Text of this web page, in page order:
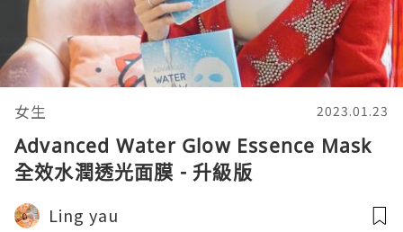
女生 2023.01.23
Advanced Water Glow Essence Mask
全效水潤透光面膜 - 升級版
Ling yau